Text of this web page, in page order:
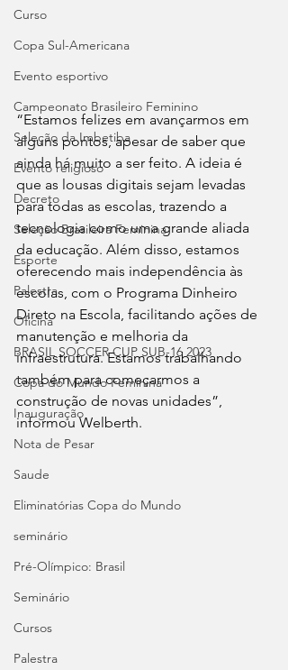
Curso
Copa Sul-Americana
Evento esportivo
Campeonato Brasileiro Feminino
Seleção da Imbetiba
Evento religioso
Decreto
Seleção Brasileira Feminina
Esporte
Palestra
Oficina
BRASIL SOCCER CUP SUB-16 2023
Copa do Mundo Feminina
Inauguração
Nota de Pesar
Saude
Eliminatórias Copa do Mundo
seminário
Pré-Olímpico: Brasil
Seminário
Cursos
Palestra
“Estamos felizes em avançarmos em
alguns pontos, apesar de saber que
ainda há muito a ser feito. A ideia é
que as lousas digitais sejam levadas
para todas as escolas, trazendo a
tecnologia como uma grande aliada
da educação. Além disso, estamos
oferecendo mais independência às
escolas, com o Programa Dinheiro
Direto na Escola, facilitando ações de
manutenção e melhoria da
infraestrutura. Estamos trabalhando
também para começarmos a
construção de novas unidades”,
informou Welberth.